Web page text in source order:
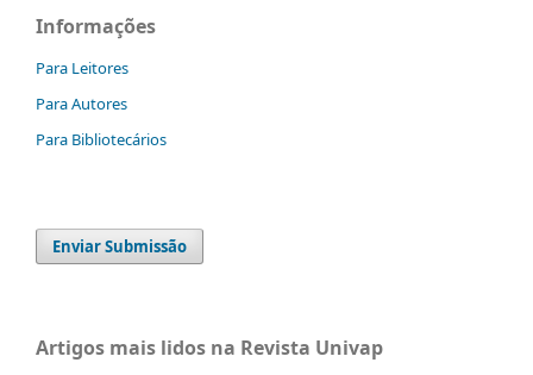
Informações
Para Leitores
Para Autores
Para Bibliotecários
Enviar Submissão
Artigos mais lidos na Revista Univap